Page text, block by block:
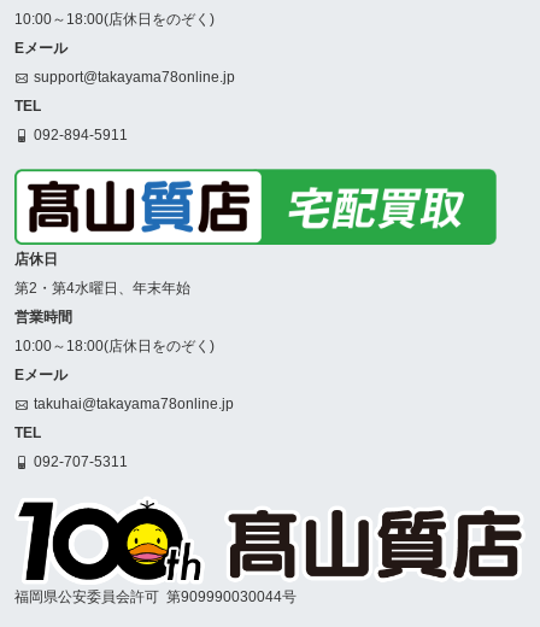
10:00～18:00(店休日をのぞく)
Eメール
support@takayama78online.jp
TEL
092-894-5911
店休日
第2・第4水曜日、年末年始
営業時間
10:00～18:00(店休日をのぞく)
Eメール
takuhai@takayama78online.jp
TEL
092-707-5311
福岡県公安委員会許可 第909990030044号